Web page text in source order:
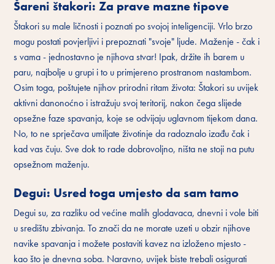
Šareni štakori: Za prave mazne tipove
Štakori su male ličnosti i poznati po svojoj inteligenciji. Vrlo brzo
mogu postati povjerljivi i prepoznati "svoje" ljude. Maženje - čak i
s vama - jednostavno je njihova stvar! Ipak, držite ih barem u
paru, najbolje u grupi i to u primjereno prostranom nastambom.
Osim toga, poštujete njihov prirodni ritam života: Štakori su uvijek
aktivni danonoćno i istražuju svoj teritorij, nakon čega slijede
opsežne faze spavanja, koje se odvijaju uglavnom tijekom dana.
No, to ne sprječava umiljate životinje da radoznalo izađu čak i
kad vas čuju. Sve dok to rade dobrovoljno, ništa ne stoji na putu
opsežnom maženju.
Degui: Usred toga umjesto da sam tamo
Degui su, za razliku od većine malih glodavaca, dnevni i vole biti
u središtu zbivanja. To znači da ne morate uzeti u obzir njihove
navike spavanja i možete postaviti kavez na izloženo mjesto -
kao što je dnevna soba. Naravno, uvijek biste trebali osigurati